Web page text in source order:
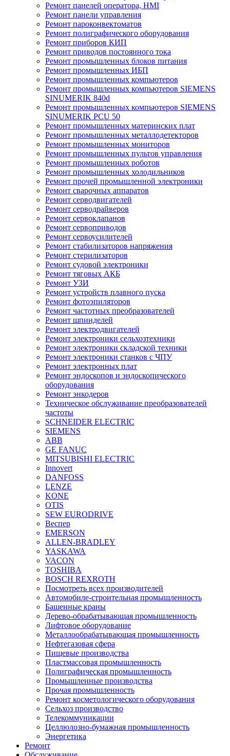
Ремонт панелей оператора, HMI
Ремонт панели управления
Ремонт пароконвектоматов
Ремонт полиграфического оборудования
Ремонт приборов КИП
Ремонт приводов постоянного тока
Ремонт промышленных блоков питания
Ремонт промышленных ИБП
Ремонт промышленных компьютеров
Ремонт промышленных компьютеров SIEMENS
SINUMERIK 840d
Ремонт промышленных компьютеров SIEMENS
SINUMERIK PCU 50
Ремонт промышленных материнских плат
Ремонт промышленных металлодетекторов
Ремонт промышленных мониторов
Ремонт промышленных пультов управления
Ремонт промышленных роботов
Ремонт промышленных холодильников
Ремонт прочей промышленной электроники
Ремонт сварочных аппаратов
Ремонт серводвигателей
Ремонт серводрайверов
Ремонт сервоклапанов
Ремонт сервоприводов
Ремонт сервоусилителей
Ремонт стабилизаторов напряжения
Ремонт стерилизаторов
Ремонт судовой электроники
Ремонт тяговых АКБ
Ремонт УЗИ
Ремонт устройств плавного пуска
Ремонт фотоэпиляторов
Ремонт частотных преобразователей
Ремонт шпинделей
Ремонт электродвигателей
Ремонт электроники сельхозтехники
Ремонт электроники складской техники
Ремонт электроники станков с ЧПУ
Ремонт электронных плат
Ремонт эндоскопов и эндоскопического
оборудования
Ремонт энкодеров
Техническое обслуживание преобразователей
частоты
SCHNEIDER ELECTRIC
SIEMENS
ABB
GE FANUC
MITSUBISHI ELECTRIC
Innovert
DANFOSS
LENZE
KONE
OTIS
SEW EURODRIVE
Веспер
EMERSON
ALLEN-BRADLEY
YASKAWA
VACON
TOSHIBA
BOSCH REXROTH
Посмотреть всех производителей
Автомобиле-строительная промышленность
Башенные краны
Дерево-обрабатывающая промышленность
Лифтовое оборудование
Металлообрабатывающая промышленность
Нефтегазовая сфера
Пищевые производства
Пластмассовая промышленность
Полиграфическая промышленность
Промышленные производства
Прочая промышленность
Ремонт косметологического оборудования
Сельхоз производство
Телекоммуникации
Целлюлозно-бумажная промышленность
Энергетика
Ремонт